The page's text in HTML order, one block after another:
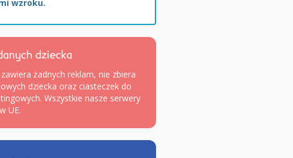
wzroku.
dziecka
żadnych reklam, nie zbiera
dziecka oraz ciasteczek do
Wszystkie nasze serwery
UE.